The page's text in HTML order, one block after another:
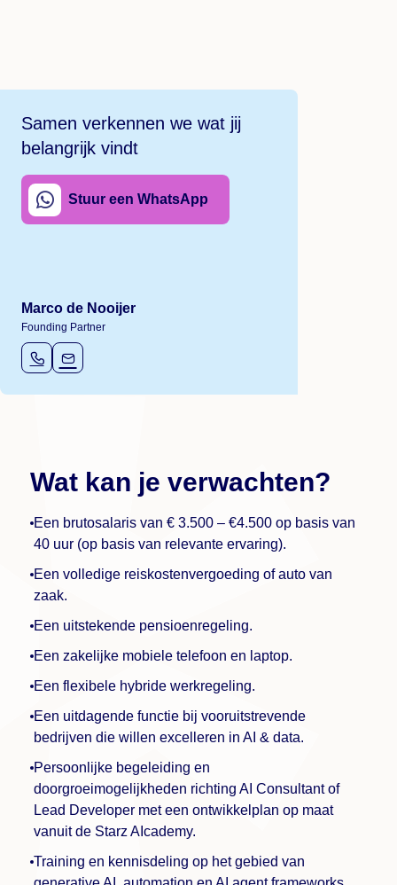
Samen verkennen we wat jij
belangrijk vindt
Stuur een WhatsApp
Marco de Nooijer
Founding Partner
Wat kan je verwachten?
Een brutosalaris van € 3.500 – €4.500 op basis van
40 uur (op basis van relevante ervaring).
Een volledige reiskostenvergoeding of auto van
zaak.
Een uitstekende pensioenregeling.
Een zakelijke mobiele telefoon en laptop.
Een flexibele hybride werkregeling.
Een uitdagende functie bij vooruitstrevende
bedrijven die willen excelleren in AI & data.
Persoonlijke begeleiding en
doorgroeimogelijkheden richting AI Consultant of
Lead Developer met een ontwikkelplan op maat
vanuit de Starz AIcademy.
Training en kennisdeling op het gebied van